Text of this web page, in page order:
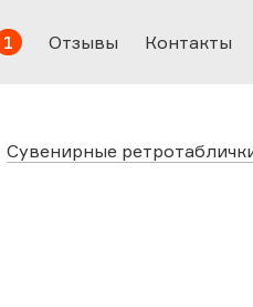
1 Отзывы Контакты
Сувенирные